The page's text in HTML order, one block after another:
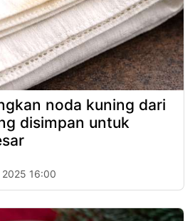
noda kuning dari
disimpan untuk
16:00